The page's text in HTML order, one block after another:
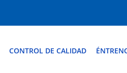
CONTROL DE CALIDAD